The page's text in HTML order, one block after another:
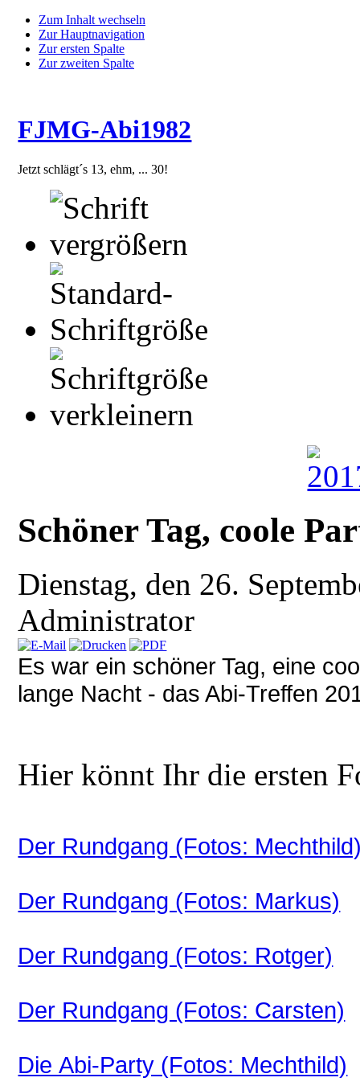
Zum Inhalt wechseln
Zur Hauptnavigation
Zur ersten Spalte
Zur zweiten Spalte
FJMG-Abi1982
Jetzt schlägt´s 13, ehm, ... 30!
Schöner Tag, coole
Dienstag, den 26.
Administrator
Es war ein schöner Tag, eine
lange Nacht - das Abi-Treffen
Hier könnt Ihr die ersten
Der Rundgang (Fotos:
Der Rundgang (Fotos: Markus)
Der Rundgang (Fotos: Rotger)
Der Rundgang (Fotos: Carsten)
Die Abi-Party (Fotos: Mechthild)